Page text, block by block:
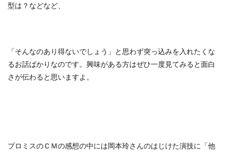
型は？などなど、
「そんなのあり得ないでしょう」と思わず突っ込みを入れたくな
るお話ばかりなのです。興味がある方はぜひ一度見てみると面白
さが伝わると思いますよ。
プロミスのＣＭの感想の中には岡本玲さんのはじけた演技に「他